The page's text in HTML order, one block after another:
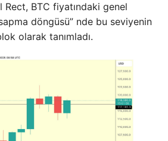
BTC fiyatındaki genel
döngüsü” nde bu seviyenin
olarak tanımladı.